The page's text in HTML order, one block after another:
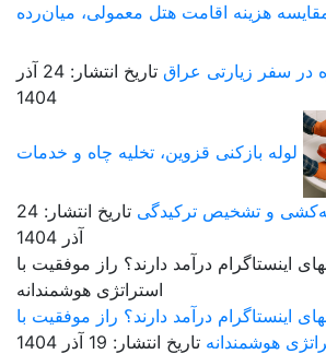
هزینه اقامت هتل معمولی، میان‌رده
تاریخ انتشار: 24 آذر
1404
بازکنی قزوین، تخلیه چاه و خدمات
و تشخیص ترکیدگی
تاریخ انتشار: 24
اینستاگرام درآمد دارند؟ راز موفقیت با
هوشمندانه تاریخ انتشار: 19 آذر 1404